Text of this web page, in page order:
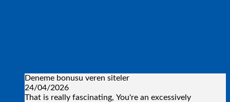
Deneme bonusu veren siteler
24/04/2026
That is really fascinating, You're an excessively